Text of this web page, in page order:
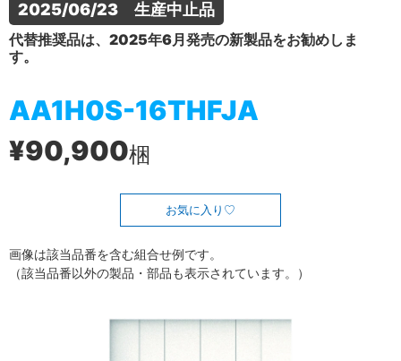
2025/06/23　生産中止品
代替推奨品は、2025年6月発売の新製品をお勧めしま
す。
AA1H0S-16THFJA
¥90,900梱
お気に入り
画像は該当品番を含む組合せ例です。
（該当品番以外の製品・部品も表示されています。）